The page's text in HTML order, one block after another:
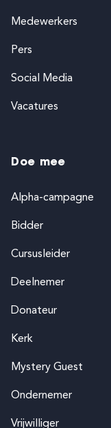
Medewerkers
Pers
Social Media
Vacatures
Doe mee
Alpha-campagne
Bidder
Cursusleider
Deelnemer
Donateur
Kerk
Mystery Guest
Ondernemer
Vrijwilliger